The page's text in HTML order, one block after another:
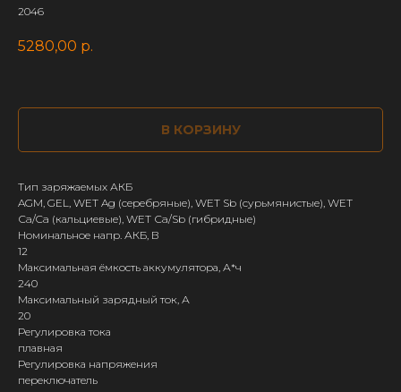
2046
5280,00 р.
В КОРЗИНУ
Тип заряжаемых АКБ
AGM, GEL, WET Ag (серебряные), WET Sb (сурьмянистые), WET
Сa/Ca (кальциевые), WET Сa/Sb (гибридные)
Номинальное напр. АКБ, В
12
Максимальная ёмкость аккумулятора, А*ч
240
Максимальный зарядный ток, А
20
Регулировка тока
плавная
Регулировка напряжения
переключатель